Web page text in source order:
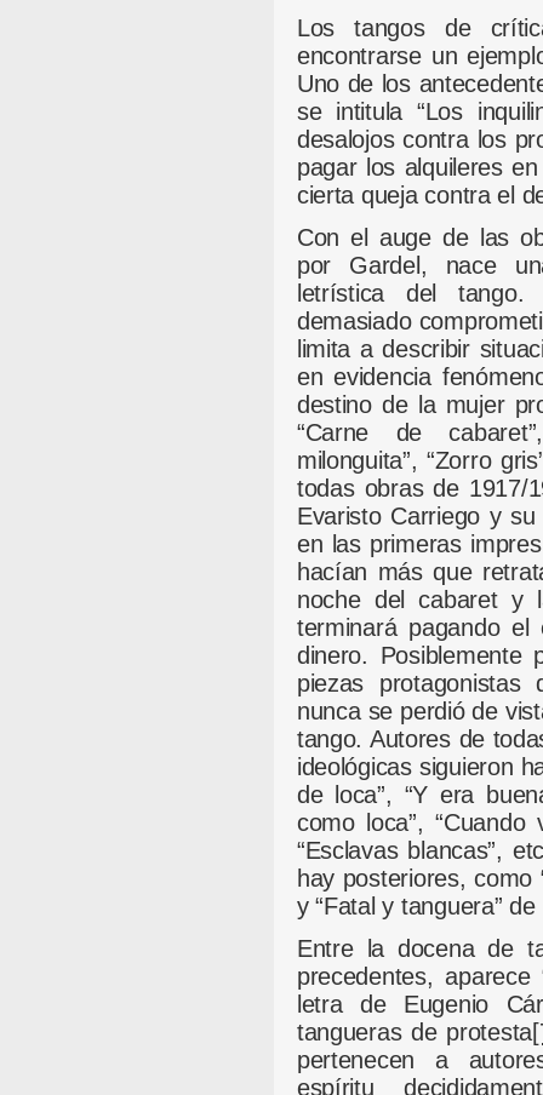
Los tangos de
encontrarse un
Uno de los
se intitula “Los
desalojos contra los
pagar los alquileres
cierta queja contra el
Con el auge de las
por Gardel, nace
letrística del
demasiado
limita a describir
en evidencia
destino de la mujer
“Carne de
milonguita”, “Zorro
todas obras de 1917/
Evaristo Carriego y
en las primeras
hacían más que
noche del cabaret y
terminará pagando
dinero.
piezas
nunca se perdió de
tango. Autores de
ideológicas siguieron
de loca”, “Y era
como loca”, “Cuando
“Esclavas blancas”,
hay posteriores, como
y “Fatal y tanguera”
Entre la docena de
precedentes,
letra de Eugenio
tangueras de protesta
pertenecen a
espíritu